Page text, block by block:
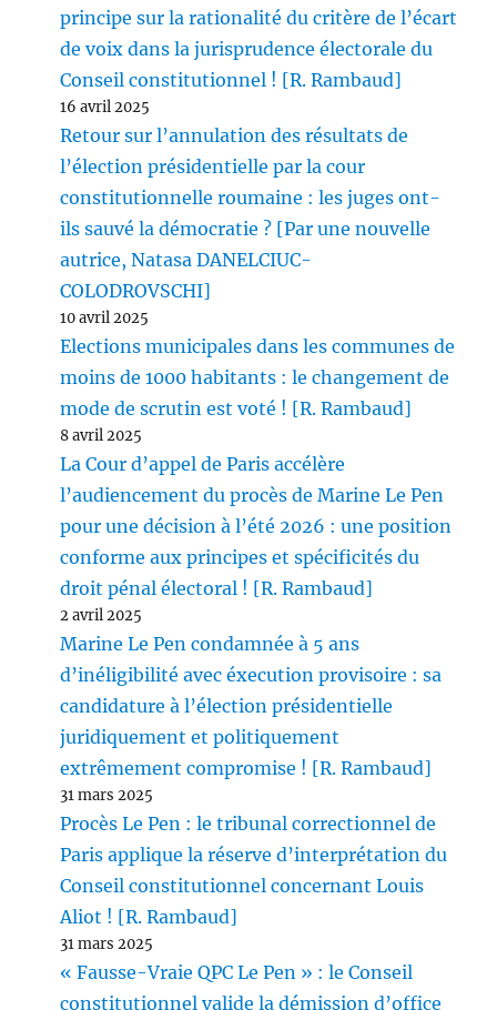
principe sur la rationalité du critère de l’écart
de voix dans la jurisprudence électorale du
Conseil constitutionnel ! [R. Rambaud]
16 avril 2025
Retour sur l’annulation des résultats de
l’élection présidentielle par la cour
constitutionnelle roumaine : les juges ont-
ils sauvé la démocratie ? [Par une nouvelle
autrice, Natasa DANELCIUC-
COLODROVSCHI]
10 avril 2025
Elections municipales dans les communes de
moins de 1000 habitants : le changement de
mode de scrutin est voté ! [R. Rambaud]
8 avril 2025
La Cour d’appel de Paris accélère
l’audiencement du procès de Marine Le Pen
pour une décision à l’été 2026 : une position
conforme aux principes et spécificités du
droit pénal électoral ! [R. Rambaud]
2 avril 2025
Marine Le Pen condamnée à 5 ans
d’inéligibilité avec éxecution provisoire : sa
candidature à l’élection présidentielle
juridiquement et politiquement
extrêmement compromise ! [R. Rambaud]
31 mars 2025
Procès Le Pen : le tribunal correctionnel de
Paris applique la réserve d’interprétation du
Conseil constitutionnel concernant Louis
Aliot ! [R. Rambaud]
31 mars 2025
« Fausse-Vraie QPC Le Pen » : le Conseil
constitutionnel valide la démission d’office